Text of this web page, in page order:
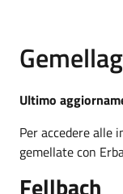
Ultimo
Per accedere alle
gemellate con
Fellbach